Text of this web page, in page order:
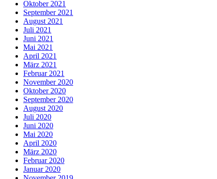
Oktober 2021
September 2021
August 2021
Juli 2021
Juni 2021
Mai 2021
April 2021
März 2021
Februar 2021
November 2020
Oktober 2020
September 2020
August 2020
Juli 2020
Juni 2020
Mai 2020
April 2020
März 2020
Februar 2020
Januar 2020